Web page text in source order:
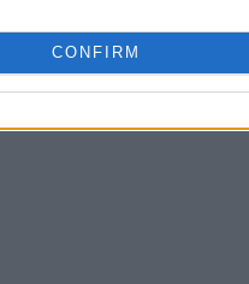
CONFIRM